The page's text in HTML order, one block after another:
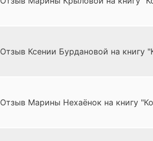
Отзыв Ксении Бурдановой на книгу
Отзыв Марины Нехаёнок на книгу